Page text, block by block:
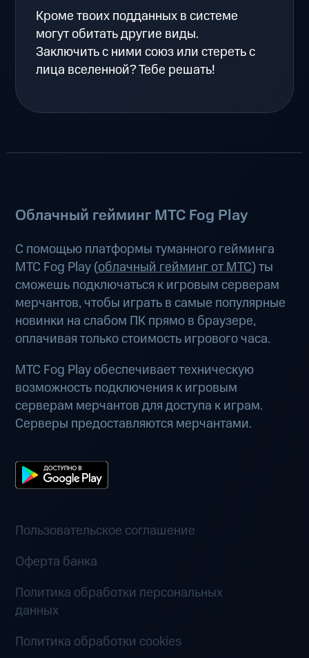
Кроме твоих подданных в системе
могут обитать другие виды.
Заключить с ними союз или стереть с
лица вселенной? Тебе решать!
Облачный гейминг МТС Fog Play
С помощью платформы туманного гейминга
МТС Fog Play (облачный гейминг от МТС) ты
сможешь подключаться к игровым серверам
мерчантов, чтобы играть в самые популярные
новинки на слабом ПК прямо в браузере,
оплачивая только стоимость игрового часа.
МТС Fog Play обеспечивает техническую
возможность подключения к игровым
серверам мерчантов для доступа к играм.
Серверы предоставляются мерчантами.
Пользовательское соглашение
Оферта банка
Политика обработки персональных
данных
Политика обработки cookies